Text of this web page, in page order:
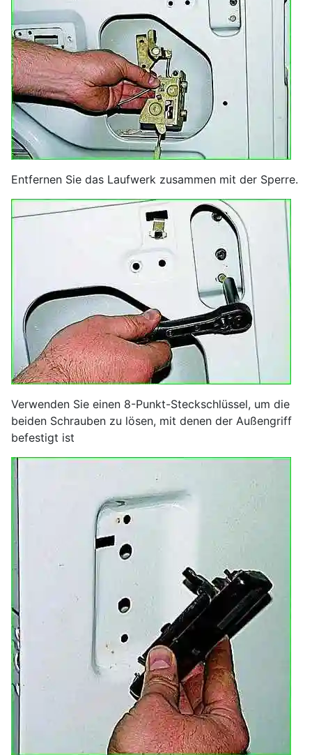
Entfernen Sie das Laufwerk zusammen mit der Sperre.
Verwenden Sie einen 8-Punkt-Steckschlüssel, um die
beiden Schrauben zu lösen, mit denen der Außengriff
befestigt ist